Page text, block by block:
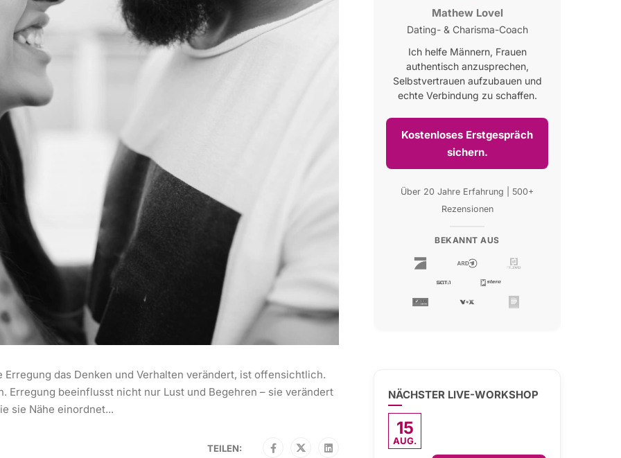
Erregung das Denken und Verhalten verändert, ist offensichtlich.
Erregung beeinflusst nicht nur Lust und Begehren – sie verändert
sie Nähe einordnet...
TEILEN:
Mathew Lovel
Dating- & Charisma-Coach
Ich helfe Männern, Frauen
authentisch anzusprechen,
Selbstvertrauen aufzubauen und
echte Verbindung zu schaffen.
Kostenloses Erstgespräch
sichern.
Über 20 Jahre Erfahrung | 500+
Rezensionen
BEKANNT AUS
NÄCHSTER LIVE-WORKSHOP
15
AUG.